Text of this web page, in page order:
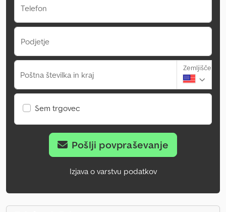
Telefon
Podjetje
Poštna številka in kraj
Zemljišče
Sem trgovec
Pošlji povpraševanje
Izjava o varstvu podatkov